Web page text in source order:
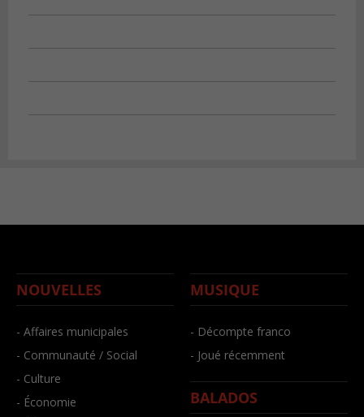
NOUVELLES
- Affaires municipales
- Communauté / Social
- Culture
- Économie
MUSIQUE
- Décompte franco
- Joué récemment
BALADOS